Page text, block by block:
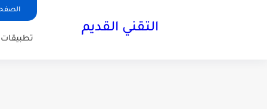
التقني القديم
تطبيقات